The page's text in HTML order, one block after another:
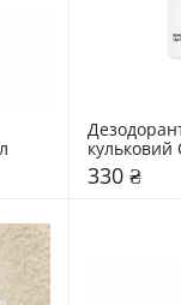
кульковий
50 мл
330 ₴